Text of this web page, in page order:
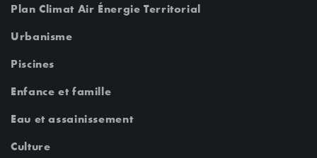
Plan Climat Air Énergie Territorial
Urbanisme
Piscines
Enfance et famille
Eau et assainissement
Culture